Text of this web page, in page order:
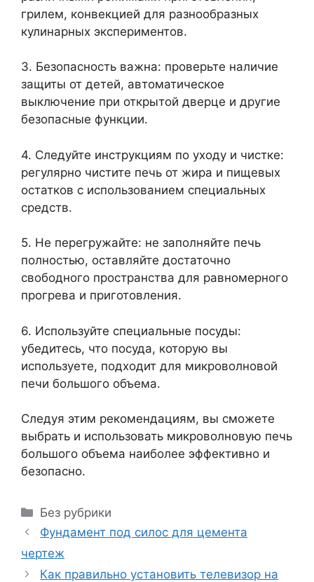
грилем, конвекцией для разнообразных
кулинарных экспериментов.
3. Безопасность важна: проверьте наличие
защиты от детей, автоматическое
выключение при открытой дверце и другие
безопасные функции.
4. Следуйте инструкциям по уходу и чистке:
регулярно чистите печь от жира и пищевых
остатков с использованием специальных
средств.
5. Не перегружайте: не заполняйте печь
полностью, оставляйте достаточно
свободного пространства для равномерного
прогрева и приготовления.
6. Используйте специальные посуды:
убедитесь, что посуда, которую вы
используете, подходит для микроволновой
печи большого объема.
Следуя этим рекомендациям, вы сможете
выбрать и использовать микроволновую печь
большого объема наиболее эффективно и
безопасно.
Рубрики
Без рубрики
Фундамент под силос для цемента
чертеж
Как правильно установить телевизор на